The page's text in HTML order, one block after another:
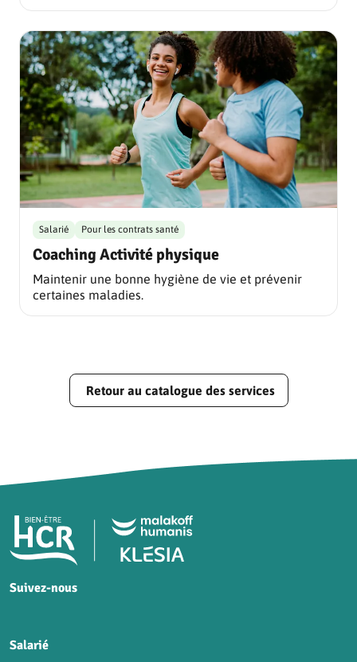
Coaching Activité physique
Salarié Pour les contrats santé
Maintenir une bonne hygiène de vie et prévenir
certaines maladies.
Retour au catalogue des services
Pied de page HCR Bien-Être
Suivez-nous
Salarié